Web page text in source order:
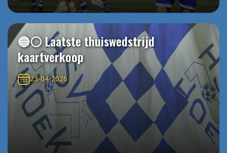
🔵⚪️ Laatste thuiswedstrijd
kaartverkoop
23-04-2026